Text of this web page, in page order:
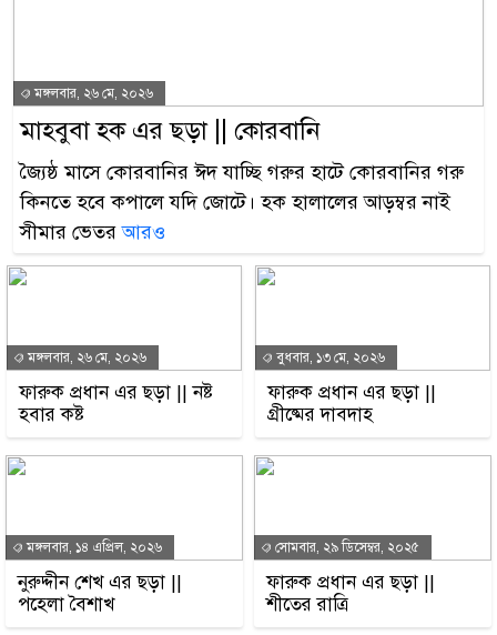
মঙ্গলবার, ২৬ মে, ২০২৬
মাহবুবা হক এর ছড়া || কোরবানি
জ্যৈষ্ঠ মাসে কোরবানির ঈদ যাচ্ছি গরুর হাটে কোরবানির গরু
কিনতে হবে কপালে যদি জোটে। হক হালালের আড়ম্বর নাই
সীমার ভেতরআরও
মঙ্গলবার, ২৬ মে, ২০২৬
ফারুক প্রধান এর ছড়া || নষ্ট
হবার কষ্ট
বুধবার, ১৩ মে, ২০২৬
ফারুক প্রধান এর ছড়া ||
গ্রীষ্মের দাবদাহ
মঙ্গলবার, ১৪ এপ্রিল, ২০২৬
নুরুদ্দীন শেখ এর ছড়া ||
পহেলা বৈশাখ
সোমবার, ২৯ ডিসেম্বর, ২০২৫
ফারুক প্রধান এর ছড়া ||
শীতের রাত্রি